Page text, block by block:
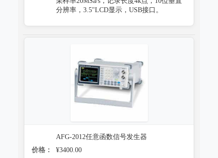
防霉试验系统分辨率，3.5"LCD显示，USB接口。
AFG-2012任意函数信号发生器
价格：
¥3400.00